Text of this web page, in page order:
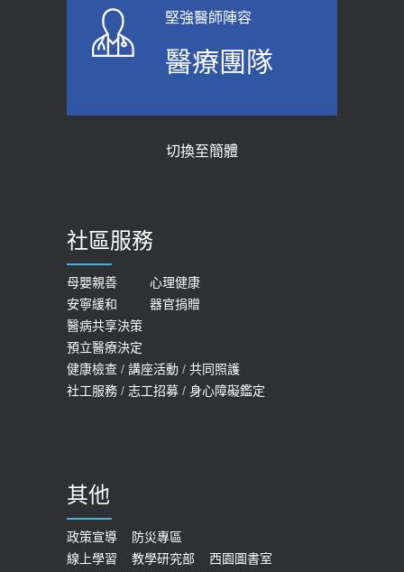
上班常待在冷氣房？小心泌尿道感染
醫示警：1病症嚴重恐喪命
2026-05-21
女性必看國健署公費懶人包！這幾項檢
查完全免費 沒做虧大了
2026-05-14
骨科魏志定主任接受專訪 【年代電視
質密度檢查！醫：注意5重點可逆轉
膝蓋退化有9大部位 骨科醫坦言：不
一定得換人工關節
2019-10-08
20歲迪士尼男星因癲癇猝逝 老人小
孩最好發、醫師點出8大前兆
2019-07-09
預約
2022-01-07
堅強醫師陣容
醫療團隊
切換至簡體
社區服務
母嬰親善
心理健康
安寧緩和
器官捐贈
醫病共享決策
預立醫療決定
健康檢查 / 講座活動 / 共同照護
社工服務 / 志工招募 / 身心障礙鑑定
其他
政策宣導
防災專區
線上學習
教學研究部
西園圖書室